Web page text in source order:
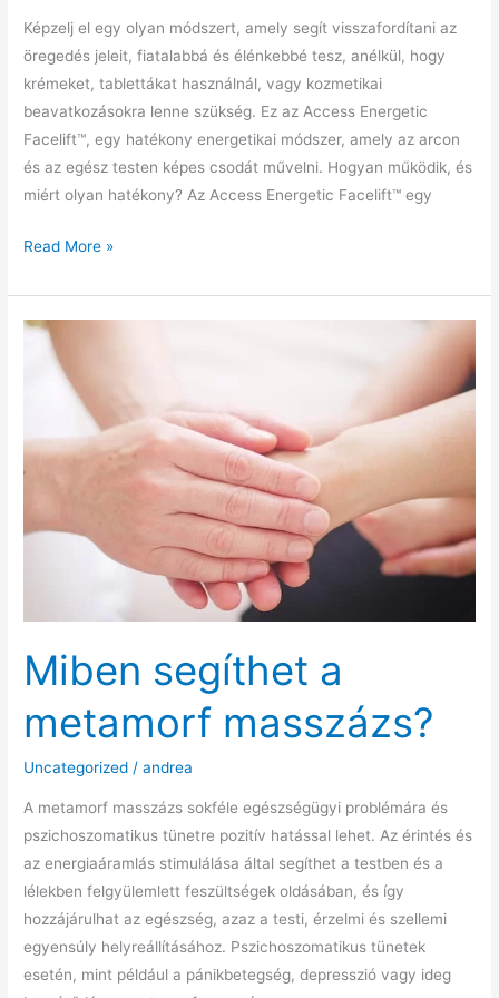
Képzelj el egy olyan módszert, amely segít visszafordítani az
öregedés jeleit, fiatalabbá és élénkebbé tesz, anélkül, hogy
krémeket, tablettákat használnál, vagy kozmetikai
beavatkozásokra lenne szükség. Ez az Access Energetic
Facelift™️, egy hatékony energetikai módszer, amely az arcon
és az egész testen képes csodát művelni. Hogyan működik, és
miért olyan hatékony? Az Access Energetic Facelift™️ egy
Természetes,
fiatalítás
Facelift
kezelés
Read More »
Miben segíthet a
metamorf masszázs?
Uncategorized /andrea
A metamorf masszázs sokféle egészségügyi problémára és
pszichoszomatikus tünetre pozitív hatással lehet. Az érintés és
az energiaáramlás stimulálása által segíthet a testben és a
lélekben felgyülemlett feszültségek oldásában, és így
hozzájárulhat az egészség, azaz a testi, érzelmi és szellemi
egyensúly helyreállításához. Pszichoszomatikus tünetek
esetén, mint például a pánikbetegség, depresszió vagy ideg